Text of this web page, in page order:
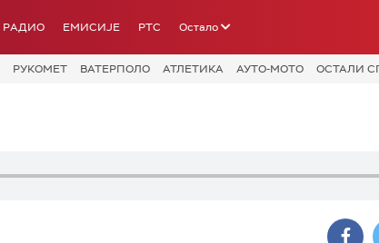
РАДИО ЕМИСИЈЕ РТС Остало
РУКОМЕТ ВАТЕРПОЛО АТЛЕТИКА АУТО-МОТО ОСТАЛИ